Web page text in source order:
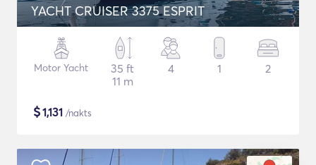
YACHT CRUISER 3375 ESPRIT
Motor Yacht
35 ft
11 m
4 1 2
$1,131 /nakts